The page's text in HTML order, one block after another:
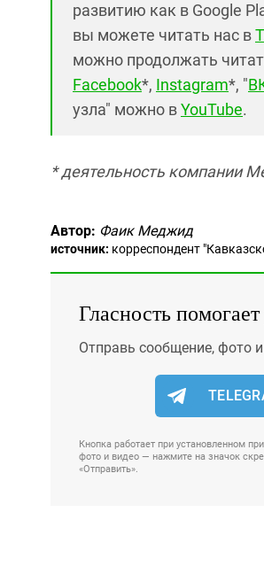
развитию как в Google
вы можете читать нас в
можно продолжать
Facebook*, Instagram*, "
узла" можно вYouTube.
* деятельность компании
Автор: Фаик Меджид
источник: корреспондент
Гласность
Отправь сообщение, фото
Кнопка работает при установленном
фото и видео — нажмите на значок
«Отправить».